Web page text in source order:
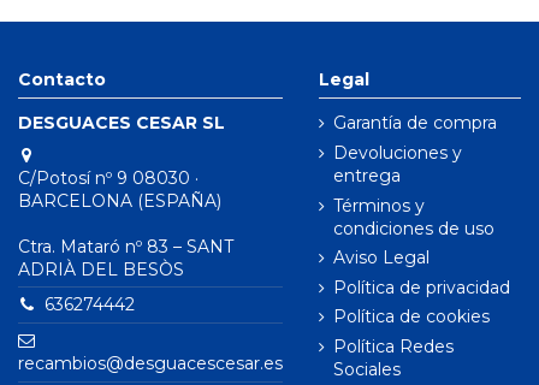
Contacto
DESGUACES CESAR SL
C/Potosí nº 9 08030 ·
BARCELONA (ESPAÑA)
Ctra. Mataró nº 83 – SANT
ADRIÀ DEL BESÒS
636274442
recambios@desguacescesar.es
Legal
Garantía de compra
Devoluciones y
entrega
Términos y
condiciones de uso
Aviso Legal
Política de privacidad
Política de cookies
Política Redes
Sociales